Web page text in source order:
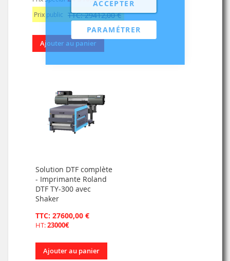
ACCEPTER
PARAMÉTRER
Prix public TTC: 29412,00 €
Ajouter au panier
Solution DTF complète
- Imprimante Roland
DTF TY-300 avec
Shaker
TTC: 27600,00 €
HT:23000€
Ajouter au panier